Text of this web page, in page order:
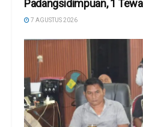
Padangsidimpuan, 1
7 AGUSTUS 2026